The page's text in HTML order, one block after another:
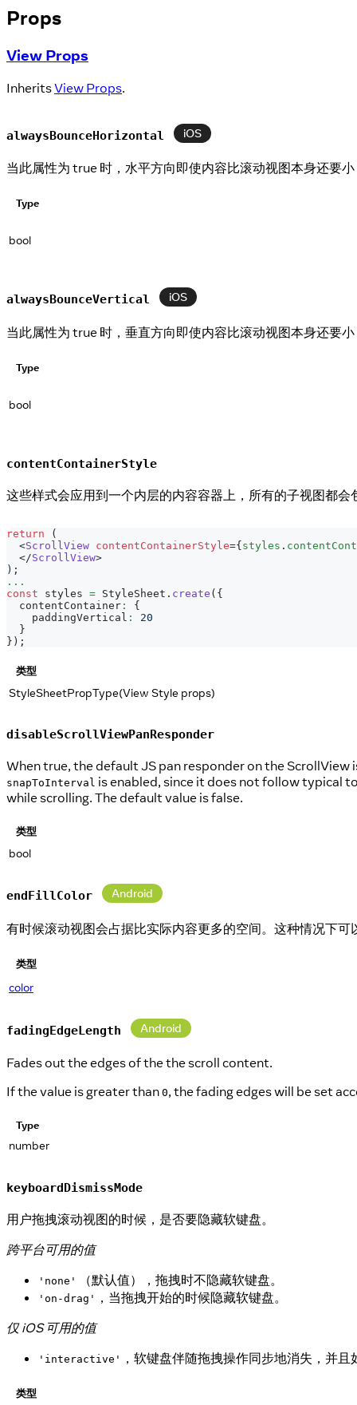
Props
View Props
InheritsView Props.
alwaysBounceHorizontal iOS
当此属性为 true 时，水平方向即使内容比滚动视图本身还要
Type
bool
alwaysBounceVertical iOS
当此属性为 true 时，垂直方向即使内容比滚动视图本身还要
Type
bool
contentContainerStyle
这些样式会应用到一个内层的内容容器上，所有的子视图都会
return
(
<ScrollView contentContainerStyle={styles .
</ScrollView>
) ;
...
const styles = StyleSheet . create ( {
  contentContainer
:
{
    paddingVertical
:
20
}
} ) ;
类型
StyleSheetPropType(View Style props)
disableScrollViewPanResponder
When true, the default JS pan responder on the
snapToInterval is enabled, since it does not follow typical
while scrolling. The default value is false.
类型
bool
endFillColor Android
有时候滚动视图会占据比实际内容更多的空间。这种情况下
类型
color
fadingEdgeLength Android
Fades out the edges of the the scroll content.
If the value is greater than 0, the fading edges will be set
Type
number
keyboardDismissMode
用户拖拽滚动视图的时候，是否要隐藏软键盘。
跨平台可用的值
'none' （默认值），拖拽时不隐藏软键盘。
'on-drag'
，当拖拽开始的时候隐藏软键盘。
仅 iOS 可用的值
'interactive' ，软键盘伴随拖拽操作同步地消失，并
类型